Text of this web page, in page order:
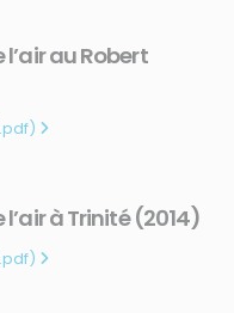
au Robert
à Trinité (2014)